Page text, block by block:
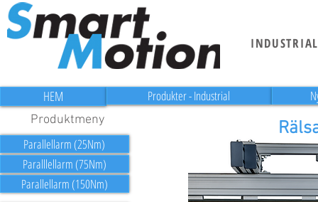
HEM Produkter - Industrial
Produktmeny
Parallellarm (25Nm)
Paralllellarm (75Nm)
Parallellarm (150Nm)